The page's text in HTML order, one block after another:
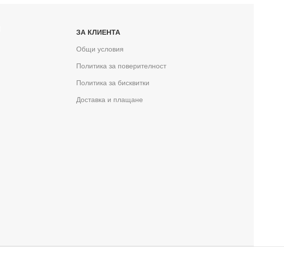
ЗА КЛИЕНТА
Общи условия
Политика за поверителност
Политика за бисквитки
Доставка и плащане